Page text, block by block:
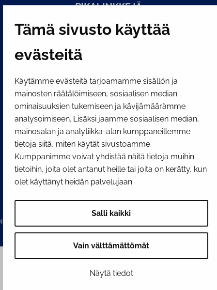
Tämä sivusto käyttää
evästeitä
Käytämme evästeitä tarjoamamme sisällön ja
mainosten räätälöimiseen, sosiaalisen median
ominaisuuksien tukemiseen ja kävijämäärämme
analysoimiseen. Lisäksi jaamme sosiaalisen median,
mainosalan ja analytiikka-alan kumppaneillemme
tietoja siitä, miten käytät sivustoamme.
Kumppanimme voivat yhdistää näitä tietoja muihin
tietoihin, joita olet antanut heille tai joita on kerätty, kun
olet käyttänyt heidän palvelujaan.
Salli kaikki
Vain välttämättömät
Näytä tiedot
PI­KA­LINK­KE­JÄ
Näytä evästeasetukseni
SOSIAALINEN MEDIA
Facebook InstagramYouTube
© 2026 Tornion kaupunki